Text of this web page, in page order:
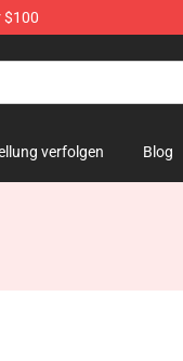
$100
verfolgen Blog